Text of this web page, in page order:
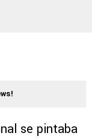
se pintaba